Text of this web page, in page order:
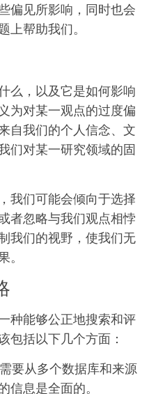
偏见所影响，同时也会
上帮助我们。
么，以及它是如何影响
为对某一观点的过度偏
自我们的个人信念、文
们对某一研究领域的固
我们可能会倾向于选择
者忽略与我们观点相悖
我们的视野，使我们无
种能够公正地搜索和评
包括以下几个方面：
需要从多个数据库和来源
信息是全面的。